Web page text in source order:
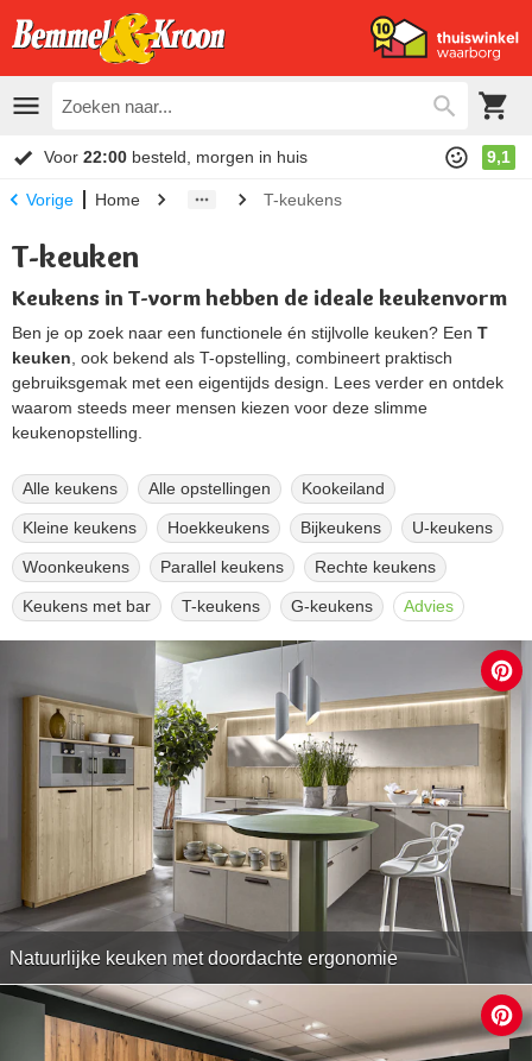
Voor 22:00 besteld, morgen in huis 9,1
Vorige Home T-keukens
T-keuken
Keukens in T-vorm hebben de ideale keukenvorm
Ben je op zoek naar een functionele én stijlvolle keuken? Een T
keuken , ook bekend als T-opstelling, combineert praktisch
gebruiksgemak met een eigentijds design. Lees verder en ontdek
waarom steeds meer mensen kiezen voor deze slimme
keukenopstelling.
Alle keukens Alle opstellingen Kookeiland
Kleine keukens Hoekkeukens Bijkeukens U-keukens
Woonkeukens Parallel keukens Rechte keukens
Keukens met bar T-keukens G-keukens Advies
Natuurlijke keuken met doordachte ergonomie